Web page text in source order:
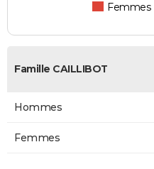
Femmes
Famille CAILLIBOT
Hommes
Femmes